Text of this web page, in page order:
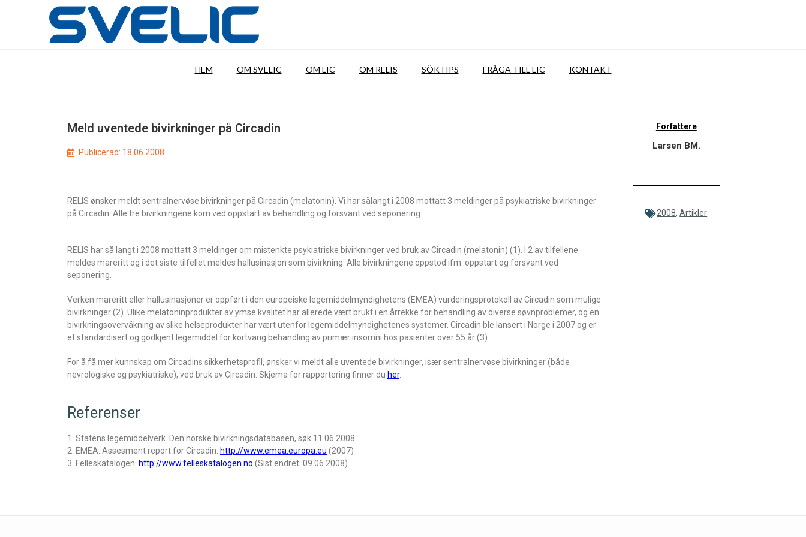
HEM OM SVELIC OM LIC OM RELIS SÖKTIPS FRÅGA TILL LIC KONTAKT
Meld uventede bivirkninger på Circadin
Publicerad: 18.06.2008
RELIS ønsker meldt sentralnervøse bivirkninger på Circadin (melatonin). Vi har sålangt i 2008 mottatt 3 meldinger på psykiatriske bivirkninger
på Circadin. Alle tre bivirkningene kom ved oppstart av behandling og forsvant ved seponering.
RELIS har så langt i 2008 mottatt 3 meldinger om mistenkte psykiatriske bivirkninger ved bruk av Circadin (melatonin) (1). I 2 av tilfellene
meldes mareritt og i det siste tilfellet meldes hallusinasjon som bivirkning. Alle bivirkningene oppstod ifm. oppstart og forsvant ved
seponering.
Verken mareritt eller hallusinasjoner er oppført i den europeiske legemiddelmyndighetens (EMEA) vurderingsprotokoll av Circadin som mulige
bivirkninger (2). Ulike melatoninprodukter av ymse kvalitet har allerede vært brukt i en årrekke for behandling av diverse søvnproblemer, og en
bivirkningsovervåkning av slike helseprodukter har vært utenfor legemiddelmyndighetenes systemer. Circadin ble lansert i Norge i 2007 og er
et standardisert og godkjent legemiddel for kortvarig behandling av primær insomni hos pasienter over 55 år (3).
For å få mer kunnskap om Circadins sikkerhetsprofil, ønsker vi meldt alle uventede bivirkninger, især sentralnervøse bivirkninger (både
nevrologiske og psykiatriske), ved bruk av Circadin. Skjema for rapportering finner du her.
Referenser
1. Statens legemiddelverk. Den norske bivirkningsdatabasen, søk 11.06.2008.
2. EMEA. Assesment report for Circadin. http://www.emea.europa.eu (2007)
3. Felleskatalogen. http://www.felleskatalogen.no (Sist endret: 09.06.2008)
Forfattere
Larsen BM.
2008,Artikler